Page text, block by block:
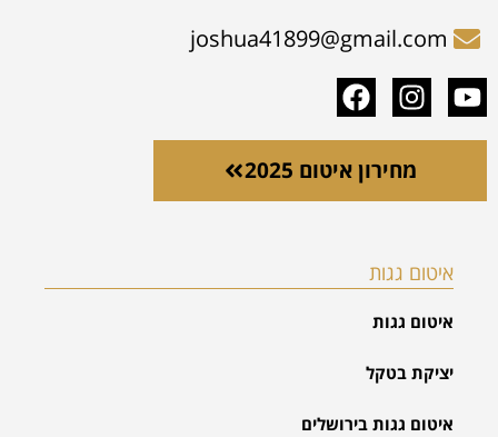
joshua41899@gmail.com
מחירון איטום 2025
איטום גגות
איטום גגות
יציקת בטקל
איטום גגות בירושלים